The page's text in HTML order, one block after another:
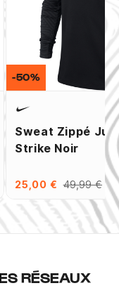
Sweat Zippé
Strike Noir
25,00 € 49,99 €
-50%
RÉSEAUX